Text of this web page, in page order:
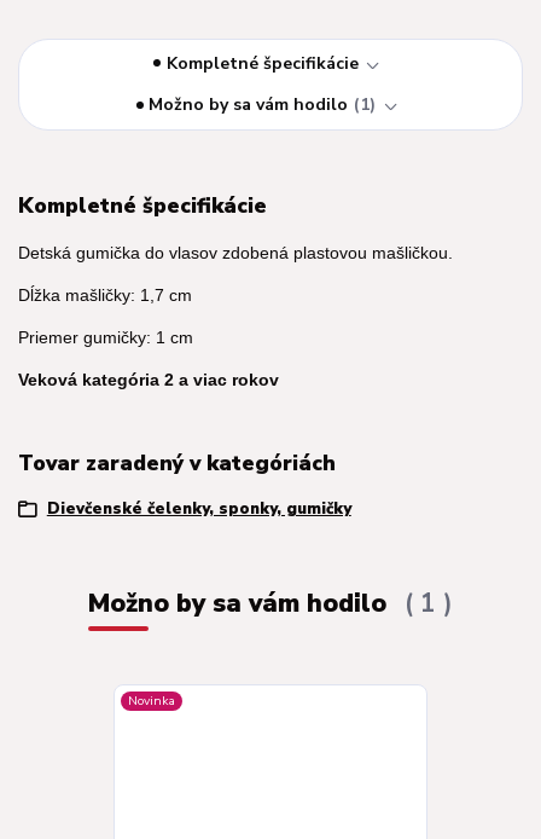
Kompletné špecifikácie
Možno by sa vám hodilo
1
Kompletné špecifikácie
Detská gumička do vlasov zdobená plastovou mašličkou.
Dĺžka mašličky: 1,7 cm
Priemer gumičky: 1 cm
Veková kategória 2 a viac rokov
Tovar zaradený v kategóriách
Dievčenské čelenky, sponky, gumičky
Možno by sa vám hodilo 1
Novinka